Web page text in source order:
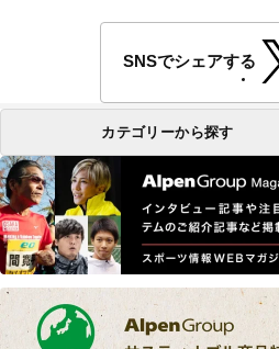
SNSでシェアする
カテゴリーから探す